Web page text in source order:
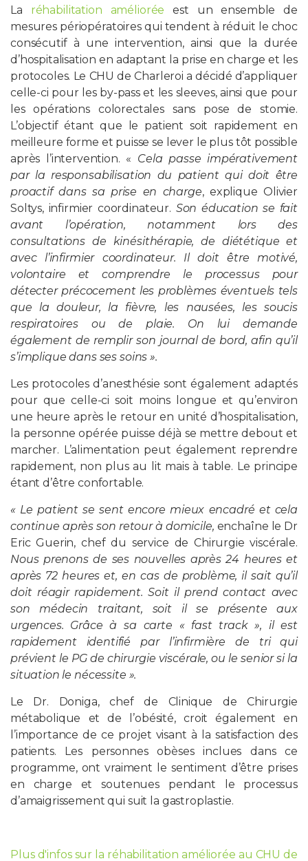
La réhabilitation améliorée est un ensemble de
mesures périopératoires qui tendent à réduit le choc
consécutif à une intervention, ainsi que la durée
d’hospitalisation en adaptant la prise en charge et les
protocoles. Le CHU de Charleroi a décidé d’appliquer
celle-ci pour les by-pass et les sleeves, ainsi que pour
les opérations colorectales sans pose de stomie.
L’objectif étant que le patient soit rapidement en
meilleure forme et puisse se lever le plus tôt possible
après l’intervention. « Cela passe impérativement
par la responsabilisation du patient qui doit être
proactif dans sa prise en charge, explique Olivier
Soltys, infirmier coordinateur. Son éducation se fait
avant l’opération, notamment lors des
consultations de kinésithérapie, de diététique et
avec l’infirmier coordinateur. Il doit être motivé,
volontaire et comprendre le processus pour
détecter précocement les problèmes éventuels tels
que la douleur, la fièvre, les nausées, les soucis
respiratoires ou de plaie. On lui demande
également de remplir son journal de bord, afin qu’il
s’implique dans ses soins ».
Les protocoles d’anesthésie sont également adaptés
pour que celle-ci soit moins longue et qu’environ
une heure après le retour en unité d’hospitalisation,
la personne opérée puisse déjà se mettre debout et
marcher. L’alimentation peut également reprendre
rapidement, non plus au lit mais à table. Le principe
étant d’être confortable.
« Le patient se sent encore mieux encadré et cela
continue après son retour à domicile, enchaîne le Dr
Eric Guerin, chef du service de Chirurgie viscérale.
Nous prenons de ses nouvelles après 24 heures et
après 72 heures et, en cas de problème, il sait qu’il
doit réagir rapidement. Soit il prend contact avec
son médecin traitant, soit il se présente aux
urgences. Grâce à sa carte « fast track », il est
rapidement identifié par l’infirmière de tri qui
prévient le PG de chirurgie viscérale, ou le senior si la
situation le nécessite ».
Le Dr. Doniga, chef de Clinique de Chirurgie
métabolique et de l’obésité, croit également en
l’importance de ce projet visant à la satisfaction des
patients. Les personnes obèses inclues dans ce
programme, ont vraiment le sentiment d’être prises
en charge et soutenues pendant le processus
d’amaigrissement qui suit la gastroplastie.
Plus d'infos sur la réhabilitation améliorée au CHU de